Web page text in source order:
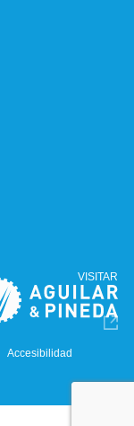
VISITAR
Accesibilidad